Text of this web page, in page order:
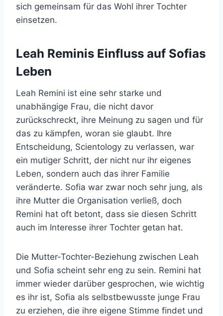
sich gemeinsam für das Wohl ihrer Tochter
einsetzen.
Leah Reminis Einfluss auf Sofias
Leben
Leah Remini ist eine sehr starke und
unabhängige Frau, die nicht davor
zurückschreckt, ihre Meinung zu sagen und für
das zu kämpfen, woran sie glaubt. Ihre
Entscheidung, Scientology zu verlassen, war
ein mutiger Schritt, der nicht nur ihr eigenes
Leben, sondern auch das ihrer Familie
veränderte. Sofia war zwar noch sehr jung, als
ihre Mutter die Organisation verließ, doch
Remini hat oft betont, dass sie diesen Schritt
auch im Interesse ihrer Tochter getan hat.
Die Mutter-Tochter-Beziehung zwischen Leah
und Sofia scheint sehr eng zu sein. Remini hat
immer wieder darüber gesprochen, wie wichtig
es ihr ist, Sofia als selbstbewusste junge Frau
zu erziehen, die ihre eigene Stimme findet und